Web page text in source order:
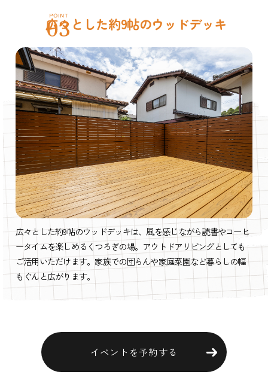
広々とした約9帖のウッドデッキ
広々とした約9帖のウッドデッキは、風を感じながら読書やコーヒ
ータイムを楽しめるくつろぎの場。アウトドアリビングとしても
ご活用いただけます。家族での団らんや家庭菜園など暮らしの幅
もぐんと広がります。
イベントを予約する